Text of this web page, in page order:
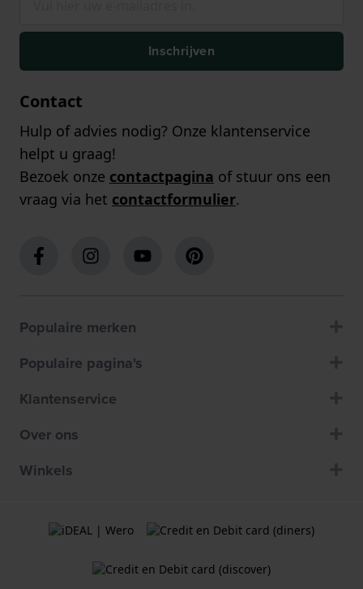
Inschrijven
Contact
Hulp of advies nodig? Onze klantenservice
helpt u graag!
Bezoek onze contactpagina of stuur ons een
vraag via het contactformulier.
Populaire merken
Populaire pagina's
Klantenservice
Over ons
Winkels